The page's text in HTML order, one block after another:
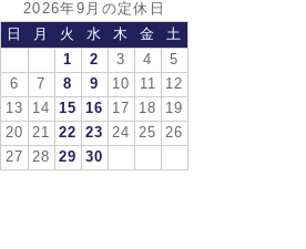
2026年9月の定休日
日
月 火 水 木 金
土
1
2 3 4
5
6
7 8 9 10 11
12
13
14 15 16 17 18
19
20
21 22 23 24 25
26
27
28 29 30